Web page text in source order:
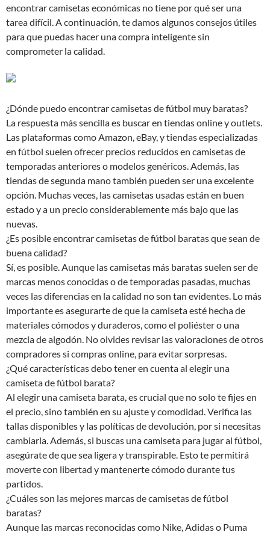
encontrar camisetas económicas no tiene por qué ser una
tarea difícil. A continuación, te damos algunos consejos útiles
para que puedas hacer una compra inteligente sin
comprometer la calidad.
¿Dónde puedo encontrar camisetas de fútbol muy baratas?
La respuesta más sencilla es buscar en tiendas online y outlets.
Las plataformas como Amazon, eBay, y tiendas especializadas
en fútbol suelen ofrecer precios reducidos en camisetas de
temporadas anteriores o modelos genéricos. Además, las
tiendas de segunda mano también pueden ser una excelente
opción. Muchas veces, las camisetas usadas están en buen
estado y a un precio considerablemente más bajo que las
nuevas.
¿Es posible encontrar camisetas de fútbol baratas que sean de
buena calidad?
Sí, es posible. Aunque las camisetas más baratas suelen ser de
marcas menos conocidas o de temporadas pasadas, muchas
veces las diferencias en la calidad no son tan evidentes. Lo más
importante es asegurarte de que la camiseta esté hecha de
materiales cómodos y duraderos, como el poliéster o una
mezcla de algodón. No olvides revisar las valoraciones de otros
compradores si compras online, para evitar sorpresas.
¿Qué características debo tener en cuenta al elegir una
camiseta de fútbol barata?
Al elegir una camiseta barata, es crucial que no solo te fijes en
el precio, sino también en su ajuste y comodidad. Verifica las
tallas disponibles y las políticas de devolución, por si necesitas
cambiarla. Además, si buscas una camiseta para jugar al fútbol,
asegúrate de que sea ligera y transpirable. Esto te permitirá
moverte con libertad y mantenerte cómodo durante tus
partidos.
¿Cuáles son las mejores marcas de camisetas de fútbol
baratas?
Aunque las marcas reconocidas como Nike, Adidas o Puma